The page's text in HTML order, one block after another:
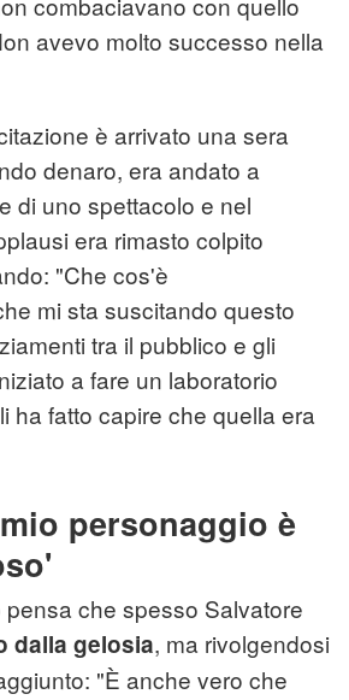
avevo molto successo nella
è arrivato una sera
denaro, era andato a
di uno spettacolo e nel
era rimasto colpito
"Che cos'è
mi sta suscitando questo
tra il pubblico e gli
a fare un laboratorio
ha fatto capire che quella era
personaggio è
che spesso Salvatore
dalla gelosia, ma rivolgendosi
"È anche vero che